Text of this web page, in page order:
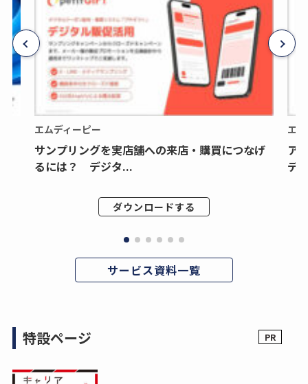
エムディーピー
サンプリングを実店舗への来店・購買につなげ
るには？ デジタ...
ダウンロードする
エ
ア
デ
サービス資料一覧
特設ページ